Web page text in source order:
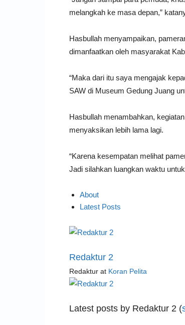
melangkah ke masa depan,”
Hasbullah menyampaikan,
dimanfaatkan oleh masyarakat
“Maka dari itu saya mengajak
SAW di Museum Gedung Juang
Hasbullah menambahkan,
menyaksikan lebih lama lagi.
“Karena kesempatan melihat
Jadi silahkan luangkan waktu
About
Latest Posts
Redaktur 2
Redaktur at Koran Pelita
Latest posts by Redaktur 2 (